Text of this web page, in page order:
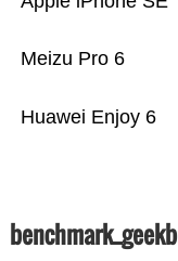
Huawei Enjoy 6
Meizu Pro 6